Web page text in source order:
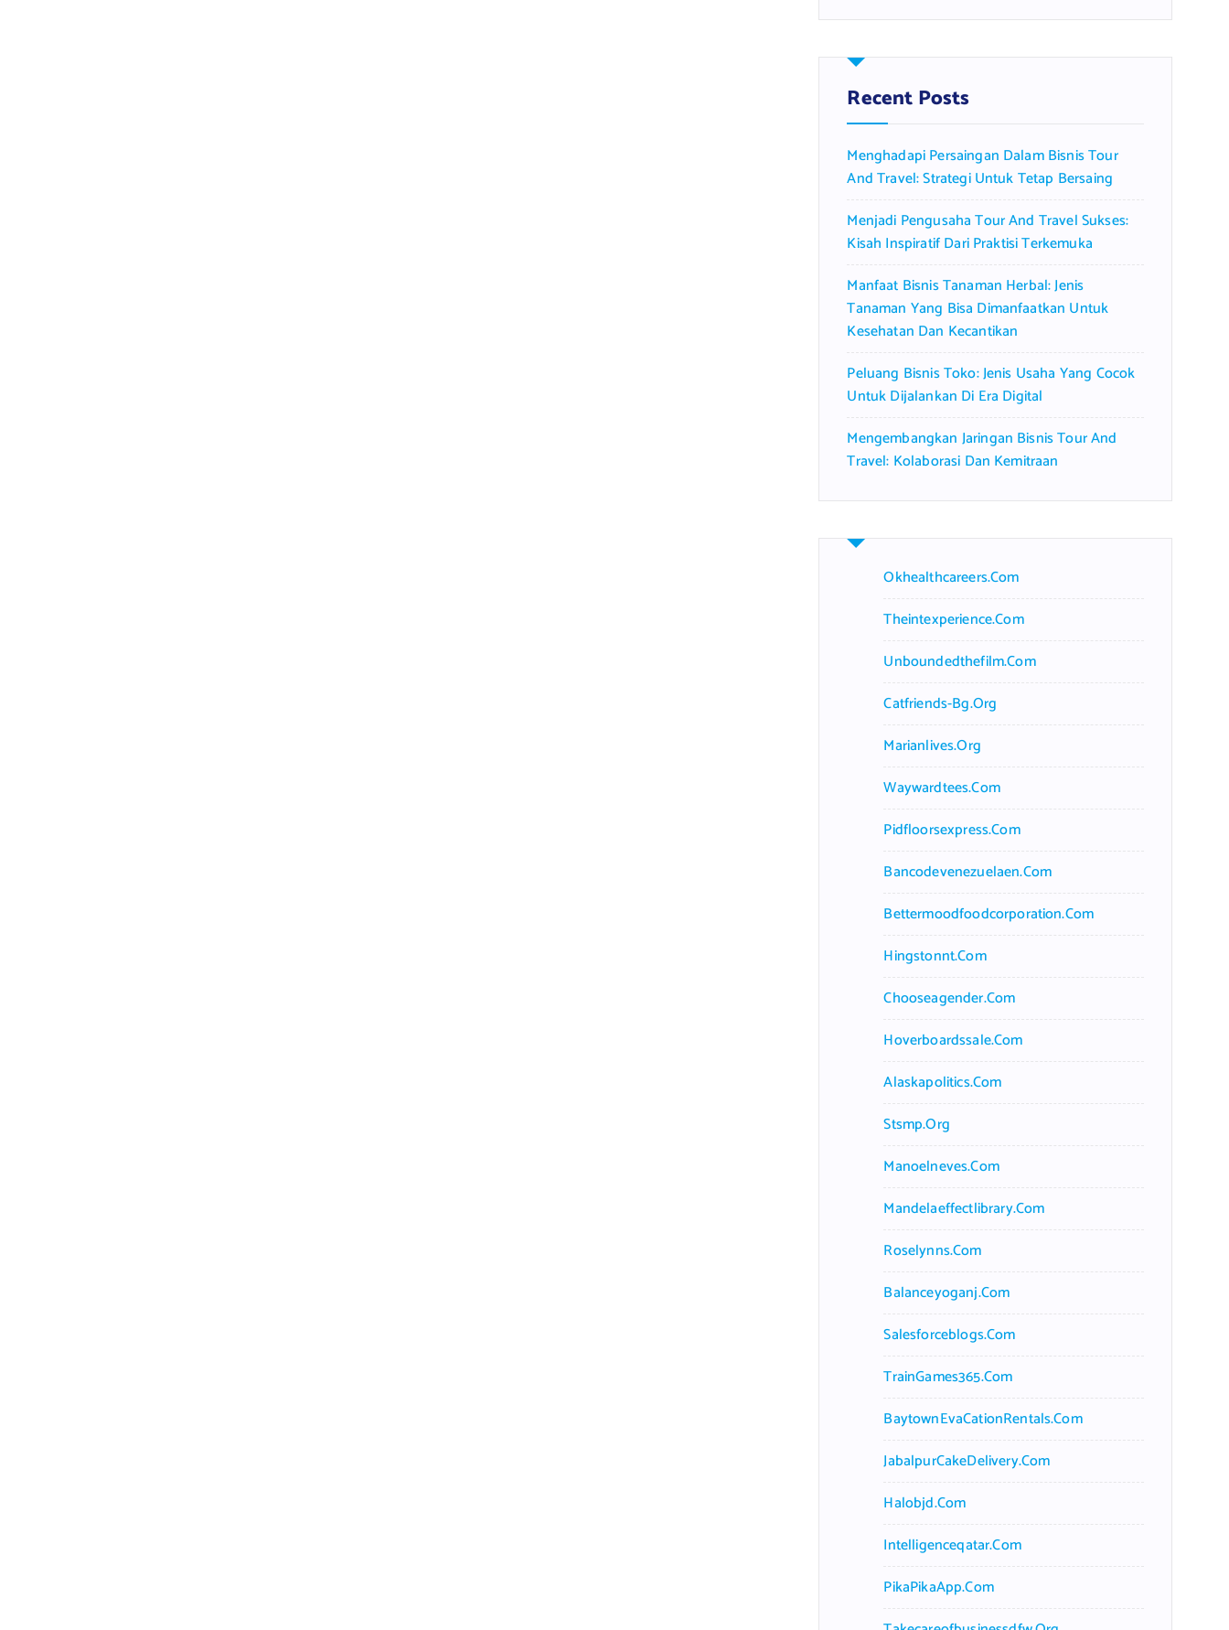
r
h
f
o
:
Recent Posts
Menghadapi Persaingan Dalam Bisnis Tour
And Travel: Strategi Untuk Tetap Bersaing
Menjadi Pengusaha Tour And Travel Sukses:
Kisah Inspiratif Dari Praktisi Terkemuka
Manfaat Bisnis Tanaman Herbal: Jenis
Tanaman Yang Bisa Dimanfaatkan Untuk
Kesehatan Dan Kecantikan
Peluang Bisnis Toko: Jenis Usaha Yang Cocok
Untuk Dijalankan Di Era Digital
Mengembangkan Jaringan Bisnis Tour And
Travel: Kolaborasi Dan Kemitraan
Okhealthcareers.com
Theintexperience.com
Unboundedthefilm.com
Catfriends-Bg.org
Marianlives.org
Waywardtees.com
Pidfloorsexpress.com
Bancodevenezuelaen.com
Bettermoodfoodcorporation.com
Hingstonnt.com
Chooseagender.com
Hoverboardssale.com
Alaskapolitics.com
Stsmp.org
Manoelneves.com
Mandelaeffectlibrary.com
Roselynns.com
Balanceyoganj.com
Salesforceblogs.com
TrainGames365.com
BaytownEvaCationRentals.com
JabalpurCakeDelivery.com
Halobjd.com
Intelligenceqatar.com
PikaPikaApp.com